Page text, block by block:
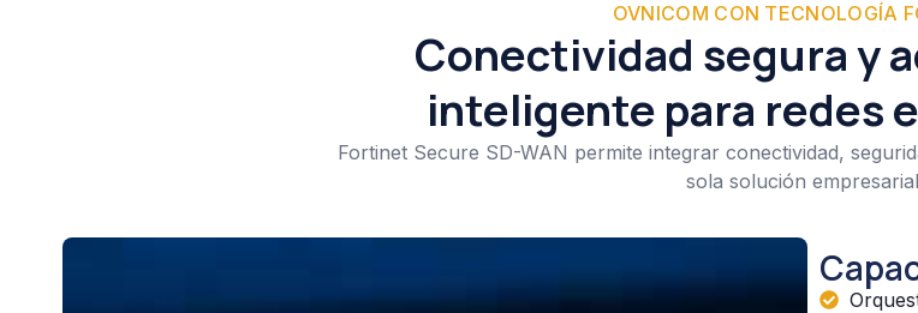
OVNICOM CON TECNOLOGÍA
Conectividad segura y
inteligente para redes
Fortinet Secure SD-WAN permite integrar conectividad,
sola solución